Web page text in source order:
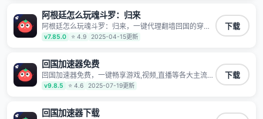
刀、一梦江湖、幻书启示录、明日方舟、战双帕弥什、
sky光·遇、另一个伊甸园等国内各种服务,回国加速器致
力于帮助海外华人和留学生、港澳台地区用户提供最好
的回国游戏和音乐视频加速服务，可以在海外或港澳台
全球回国线路和游戏加速专线。能加速访问优酷、爱奇
艺、腾讯视频、B站、芒果TV、西瓜视频、QQ音乐、网
易云音乐、酷狗音乐、YY等主流网站应用解除限制，带
你穿梭加速回国。目前已有上百万用户，用户整体好评
95%以上，一对一在线客服支持，保障你的使用体验。
阿根廷怎么玩魂斗罗：归来
阿根廷怎么玩魂斗罗：归来，一键代理翻墙回国的穿梭
VPN，帮助海外华人留学生及港澳台地区用户破除地区
版权限制问题，一键降低游戏延迟，加速访问中国网
v7.85.0 ⭐ 4.9 2025-04-15更新
下载
回国加速器免费
回国加速器免费，一键畅享游戏,视频,直播等各大主流
App应用,视频加载极速不卡顿。人在海外听歌,玩国服游
戏 简单易用。
v9.8.5 ⭐ 4.6 2025-07-19更新
下载
回国加速器下载